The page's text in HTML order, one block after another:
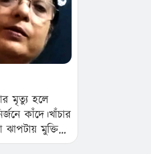
মৃত্যু হলে
কাঁদে।খাঁচার
ঝাপটায় মুক্তির